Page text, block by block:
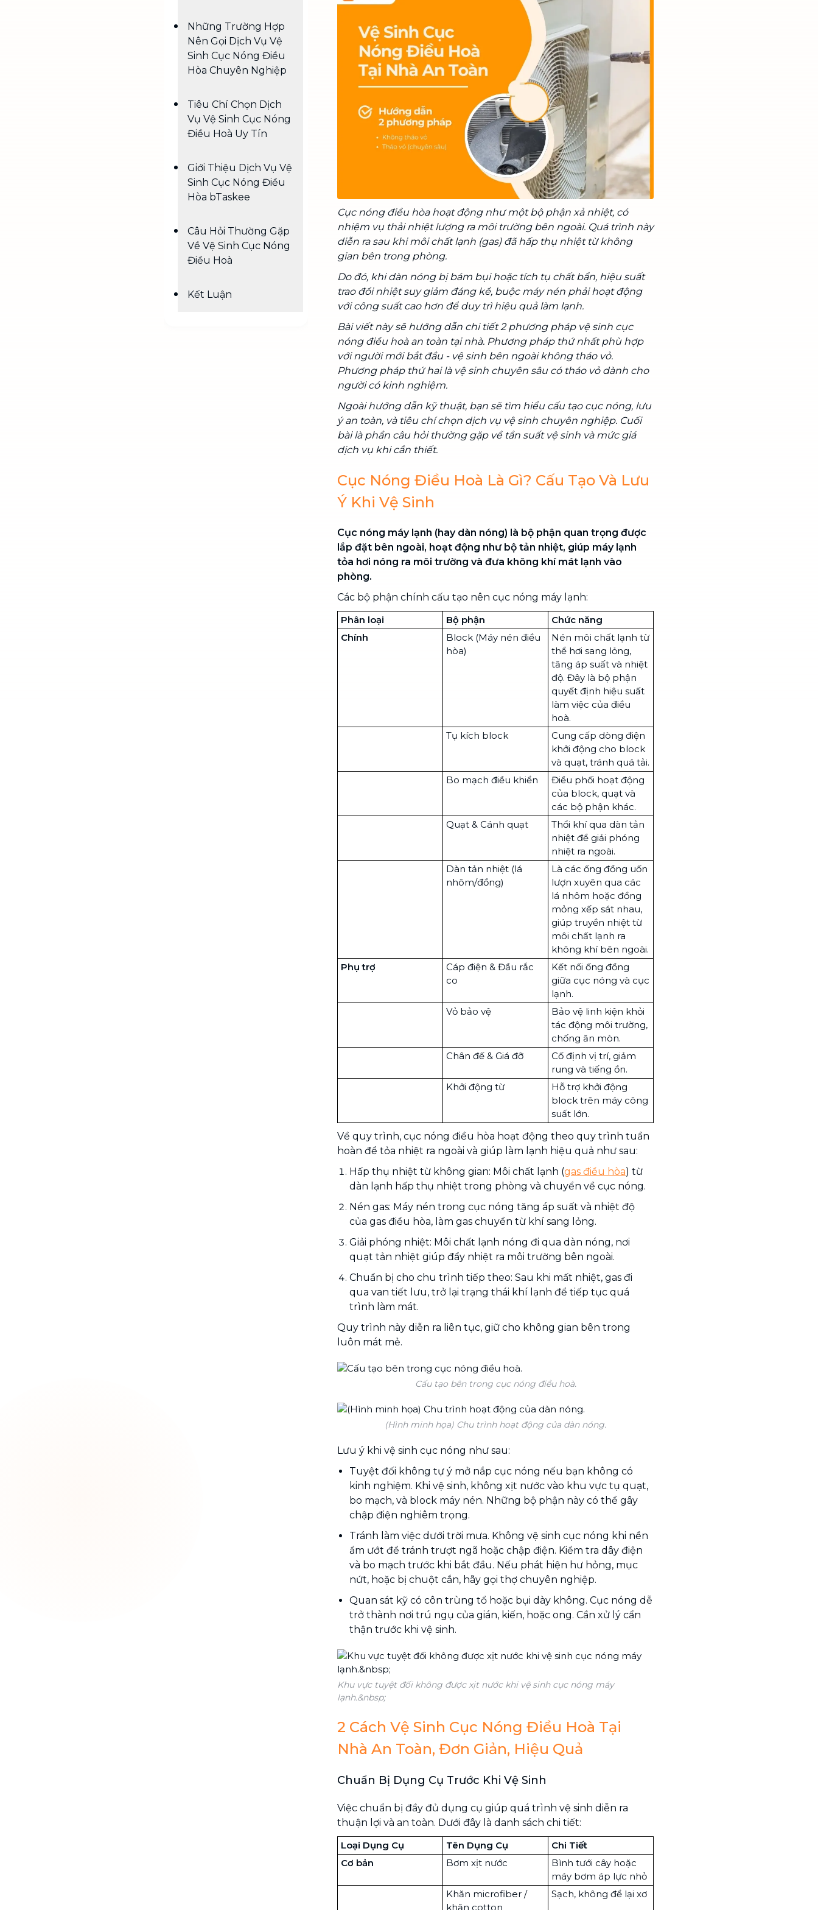
Chuyển nhà trọn gói, không lo dọn
Vệ sinh công nghiệp NEW
Vệ sinh chuyên nghiệp cho văn
phòng, nhà xưởng, công trình lớn
Những Trường Hợp
Nên Gọi Dịch Vụ Vệ
Sinh Cục Nóng Điều
Hòa Chuyên Nghiệp
Tiêu Chí Chọn Dịch
Vụ Vệ Sinh Cục Nóng
Điều Hoà Uy Tín
Giới Thiệu Dịch Vụ Vệ
Sinh Cục Nóng Điều
Hòa bTaskee
Câu Hỏi Thường Gặp
Về Vệ Sinh Cục Nóng
Điều Hoà
Kết Luận
Cục nóng điều hòa hoạt động như một bộ phận xả nhiệt, có
nhiệm vụ thải nhiệt lượng ra môi trường bên ngoài. Quá trình này
diễn ra sau khi môi chất lạnh (gas) đã hấp thụ nhiệt từ không
gian bên trong phòng.
Do đó, khi dàn nóng bị bám bụi hoặc tích tụ chất bẩn, hiệu suất
trao đổi nhiệt suy giảm đáng kể, buộc máy nén phải hoạt động
với công suất cao hơn để duy trì hiệu quả làm lạnh.
Bài viết này sẽ hướng dẫn chi tiết 2 phương pháp vệ sinh cục
nóng điều hoà an toàn tại nhà. Phương pháp thứ nhất phù hợp
với người mới bắt đầu - vệ sinh bên ngoài không tháo vỏ.
Phương pháp thứ hai là vệ sinh chuyên sâu có tháo vỏ dành cho
người có kinh nghiệm.
Ngoài hướng dẫn kỹ thuật, bạn sẽ tìm hiểu cấu tạo cục nóng, lưu
ý an toàn, và tiêu chí chọn dịch vụ vệ sinh chuyên nghiệp. Cuối
bài là phần câu hỏi thường gặp về tần suất vệ sinh và mức giá
dịch vụ khi cần thiết.
Cục Nóng Điều Hoà Là Gì? Cấu Tạo Và Lưu
Ý Khi Vệ Sinh
Cục nóng máy lạnh (hay dàn nóng) là bộ phận quan trọng được
lắp đặt bên ngoài, hoạt động như bộ tản nhiệt, giúp máy lạnh
tỏa hơi nóng ra môi trường và đưa không khí mát lạnh vào
phòng.
Các bộ phận chính cấu tạo nên cục nóng máy lạnh:
Phân loại
Bộ phận
Chức năng
Chính
Block (Máy nén điều
hòa)
Nén môi chất lạnh từ
thể hơi sang lỏng,
tăng áp suất và nhiệt
độ. Đây là bộ phận
quyết định hiệu suất
làm việc của điều
hoà.
Tụ kích block
Cung cấp dòng điện
khởi động cho block
và quạt, tránh quá tải.
Bo mạch điều khiển
Điều phối hoạt động
của block, quạt và
các bộ phận khác.
Quạt & Cánh quạt
Thổi khí qua dàn tản
nhiệt để giải phóng
nhiệt ra ngoài.
Dàn tản nhiệt (lá
nhôm/đồng)
Là các ống đồng uốn
lượn xuyên qua các
lá nhôm hoặc đồng
mỏng xếp sát nhau,
giúp truyền nhiệt từ
môi chất lạnh ra
không khí bên ngoài.
Phụ trợ
Cáp điện & Đầu rắc
co
Kết nối ống đồng
giữa cục nóng và cục
lạnh.
Vỏ bảo vệ
Bảo vệ linh kiện khỏi
tác động môi trường,
chống ăn mòn.
Chân đế & Giá đỡ
Cố định vị trí, giảm
rung và tiếng ồn.
Khởi động từ
Hỗ trợ khởi động
block trên máy công
suất lớn.
Về quy trình, cục nóng điều hòa hoạt động theo quy trình tuần
hoàn để tỏa nhiệt ra ngoài và giúp làm lạnh hiệu quả như sau:
Hấp thụ nhiệt từ không gian: Môi chất lạnh (gas điều hòa) từ
dàn lạnh hấp thụ nhiệt trong phòng và chuyển về cục nóng.
Nén gas: Máy nén trong cục nóng tăng áp suất và nhiệt độ
của gas điều hòa, làm gas chuyển từ khí sang lỏng.
Giải phóng nhiệt: Môi chất lạnh nóng đi qua dàn nóng, nơi
quạt tản nhiệt giúp đẩy nhiệt ra môi trường bên ngoài.
Chuẩn bị cho chu trình tiếp theo: Sau khi mất nhiệt, gas đi
qua van tiết lưu, trở lại trạng thái khí lạnh để tiếp tục quá
trình làm mát.
Quy trình này diễn ra liên tục, giữ cho không gian bên trong
luôn mát mẻ.
Cấu tạo bên trong cục nóng điều hoà.
(Hình minh họa) Chu trình hoạt động của dàn nóng.
Lưu ý khi vệ sinh cục nóng như sau:
Tuyệt đối không tự ý mở nắp cục nóng nếu bạn không có
kinh nghiệm. Khi vệ sinh, không xịt nước vào khu vực tụ quạt,
bo mạch, và block máy nén. Những bộ phận này có thể gây
chập điện nghiêm trọng.
Tránh làm việc dưới trời mưa. Không vệ sinh cục nóng khi nền
ẩm ướt để tránh trượt ngã hoặc chập điện. Kiểm tra dây điện
và bo mạch trước khi bắt đầu. Nếu phát hiện hư hỏng, mục
nứt, hoặc bị chuột cắn, hãy gọi thợ chuyên nghiệp.
Quan sát kỹ có côn trùng tổ hoặc bụi dày không. Cục nóng dễ
trở thành nơi trú ngụ của gián, kiến, hoặc ong. Cần xử lý cẩn
thận trước khi vệ sinh.
Khu vực tuyệt đối không được xịt nước khi vệ sinh cục nóng máy
lạnh.&nbsp;
2 Cách Vệ Sinh Cục Nóng Điều Hoà Tại
Nhà An Toàn, Đơn Giản, Hiệu Quả
Chuẩn Bị Dụng Cụ Trước Khi Vệ Sinh
Việc chuẩn bị đầy đủ dụng cụ giúp quá trình vệ sinh diễn ra
thuận lợi và an toàn. Dưới đây là danh sách chi tiết:
Loại Dụng Cụ
Tên Dụng Cụ
Chi Tiết
Cơ bản
Bơm xịt nước
Bình tưới cây hoặc
máy bơm áp lực nhỏ
Khăn microfiber /
khăn cotton
Sạch, không để lại xơ